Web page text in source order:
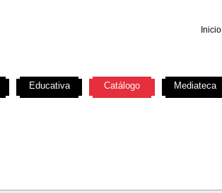
Inicio
Educativa Catálogo Mediateca